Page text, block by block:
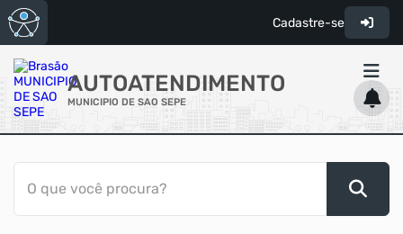
Cadastre-se
AUTOATENDIMENTO
MUNICIPIO DE SAO SEPE
ACESSO RÁPIDO
Acessibilidade
O que você procura?